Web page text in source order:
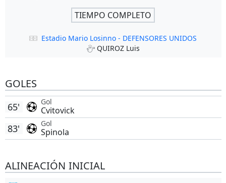
TIEMPO COMPLETO
Estadio Mario Losinno - DEFENSORES UNIDOS
QUIROZ Luis
GOLES
Gol
Cvitovick
65'
Gol
Spinola
83'
ALINEACIÓN INICIAL